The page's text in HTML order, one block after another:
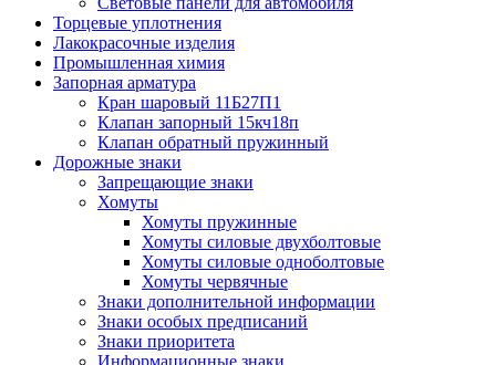
Торцевые уплотнения
Лакокрасочные изделия
Промышленная химия
Запорная арматура
Кран шаровый 11Б27П1
Клапан запорный 15кч18п
Клапан обратный пружинный
Дорожные знаки
Запрещающие знаки
Хомуты
Хомуты пружинные
Хомуты силовые двухболтовые
Хомуты силовые одноболтовые
Хомуты червячные
Знаки дополнительной информации
Знаки особых предписаний
Знаки приоритета
Информационные знаки